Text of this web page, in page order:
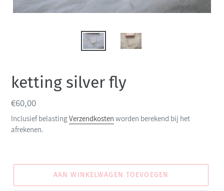
ketting silver fly
Normale
prijs
€60,00
Inclusief belastingVerzendkosten worden berekend bij het
afrekenen.
AAN WINKELWAGEN TOEVOEGEN